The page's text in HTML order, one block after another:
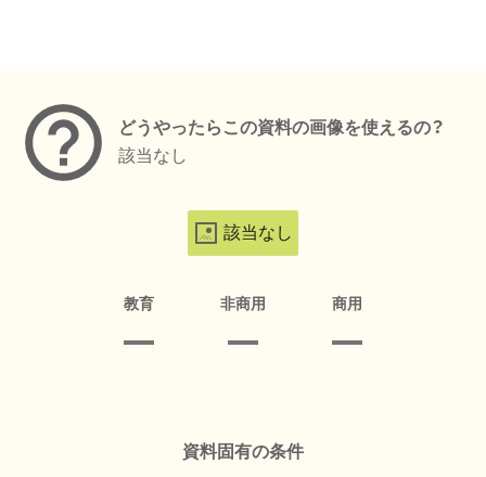
どうやったらこの資料の画像を使えるの？
該当なし
該当なし
教育 非商用 商用
資料固有の条件